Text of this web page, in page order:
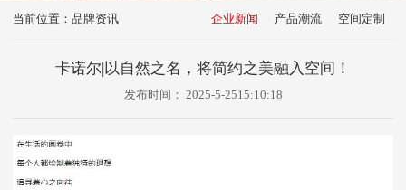
当前位置： 品牌资讯 企业新闻 产品潮流 空间定制
卡诺尔|以自然之名，将简约之美融入空间！
发布时间： 2025-5-2515:10:18